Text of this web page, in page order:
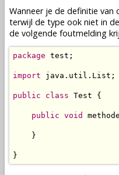
Wanneer je de definitie
terwijl de type ook niet in
de volgende foutmelding
package test;
import java.util.List;
public class Test {
public void
    }
}